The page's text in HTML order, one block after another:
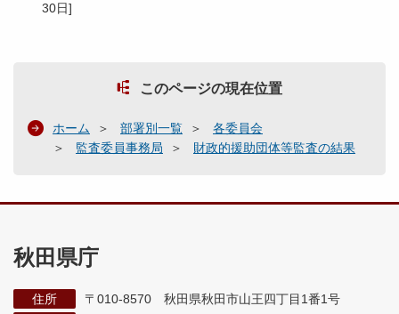
30日]
このページの現在位置
ホーム 部署別一覧
各委員会
監査委員事務局
財政的援助団体等監査の結果
秋田県庁
住所
〒010-8570 秋田県秋田市山王四丁目1番1号